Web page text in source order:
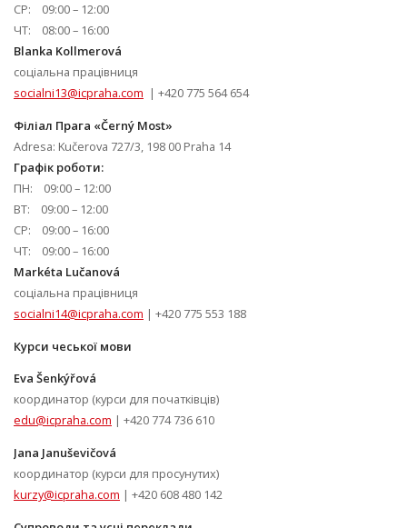
СР: 09:00 – 12:00
ЧТ: 08:00 – 16:00
Blanka Kollmerová
соціальна працівниця
socialni13@icpraha.com | +420 775 564 654
Філіал Прага «Černý Most»
Adresa: Kučerova 727/3, 198 00 Praha 14
Графік роботи:
ПН: 09:00 – 12:00
ВТ: 09:00 – 12:00
СР: 09:00 – 16:00
ЧТ: 09:00 – 16:00
Markéta Lučanová
соціальна працівниця
socialni14@icpraha.com | +420 775 553 188
Курси чеської мови
Eva Šenkýřová
координатор (курси для початківців)
edu@icpraha.com | +420 774 736 610
Jana Januševičová
координатор (курси для просунутих)
kurzy@icpraha.com | +420 608 480 142